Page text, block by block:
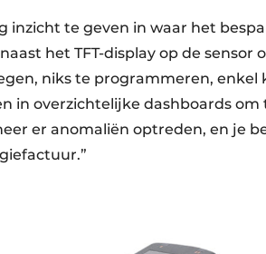
inzicht te geven in waar het
het TFT-display op de sensor
niks te programmeren,
in overzichtelijke dashboards
er anomaliën optreden, en je